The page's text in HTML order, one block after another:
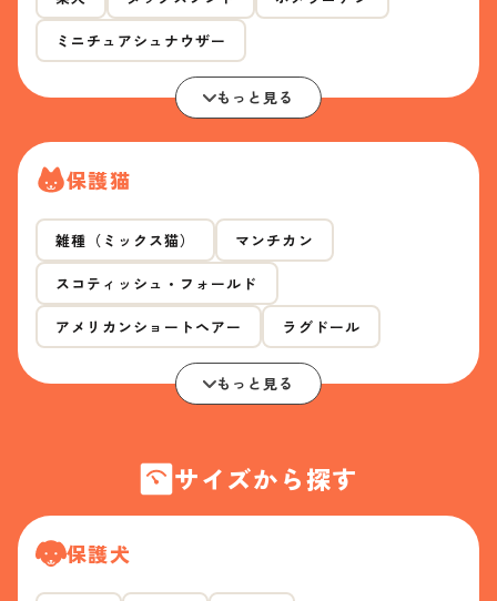
ミニチュアシュナウザー
もっと見る
保護猫
雑種（ミックス猫） マンチカン
スコティッシュ・フォールド
アメリカンショートヘアー ラグドール
もっと見る
サイズから探す
保護犬